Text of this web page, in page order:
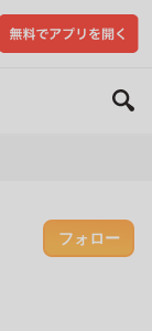
フォロー